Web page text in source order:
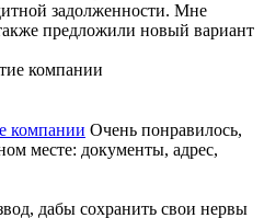
задолженности. Мне
предложили новый вариант
компании Очень понравилось,
месте: документы, адрес,